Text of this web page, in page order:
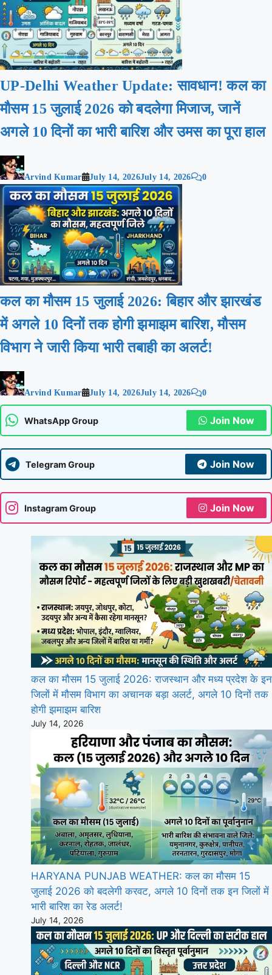
UP-Delhi Weather Update: सावधान! कल का
मौसम 15 जुलाई 2026 को बदलेगा मिजाज, जानें
अगले 10 दिनों का भारी बारिश और उमस का पूरा हाल
Arvind Kumar July 14, 2026July 14, 2026 0
कल का मौसम 15 जुलाई 2026: बिहार और झारखंड
में अगले 10 दिनों तक होगी झमाझम बारिश, मौसम
विभाग ने जारी किया भारी तबाही का अलर्ट!
Arvind Kumar July 14, 2026July 14, 2026 0
WhatsApp Group Join Now
Telegram Group Join Now
Instagram Group Join Now
कल का मौसम 15 जुलाई 2026: राजस्थान और मध्य प्रदेश के इन
जिलों में मौसम विभाग का अचानक बड़ा अलर्ट, अगले 10 दिनों तक
होगी झमाझम बारिश
July 14, 2026
HARYANA PUNJAB WEATHER: कल का मौसम 15
जुलाई 2026 को बदलेगी करवट, अगले 10 दिनों तक इन जिलों में
भारी बारिश का रेड अलर्ट!
July 14, 2026